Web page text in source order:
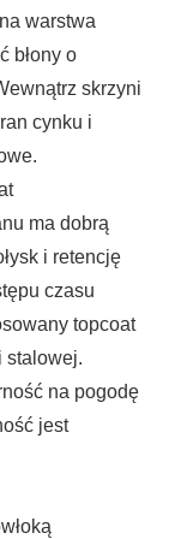
warstwa
błony o
skrzyni
cynku i
ma dobrą
i retencję
czasu
topcoat
stalowej.
na pogodę
jest